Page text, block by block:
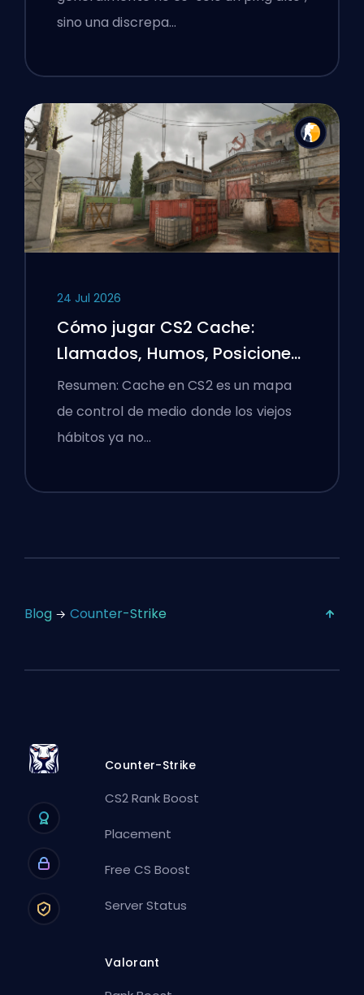
sino una discrepa…
24 Jul 2026
Cómo jugar CS2 Cache:
Llamados, Humos, Posiciones
y Consejos Premier
Resumen: Cache en CS2 es un mapa
de control de medio donde los viejos
hábitos ya no…
Blog Counter-Strike
Counter-Strike
CS2 Rank Boost
Placement
Free CS Boost
Server Status
Valorant